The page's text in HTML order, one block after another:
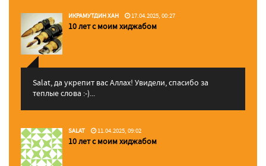
ИКРАМУТДИН ХАН 17.04.2025, 00:27
10 лет с моим хиджабом
Salat, да укрепит вас Аллаx! Увидели, спасибо за
теплые слова :-)...
SALAT 11.04.2025, 09:02
10 лет с моим хиджабом